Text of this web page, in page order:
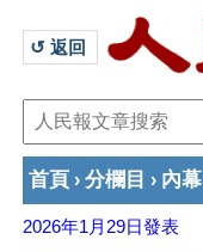
↺ 返回
首頁 › 分欄目 › 內幕
2026年1月29日發表